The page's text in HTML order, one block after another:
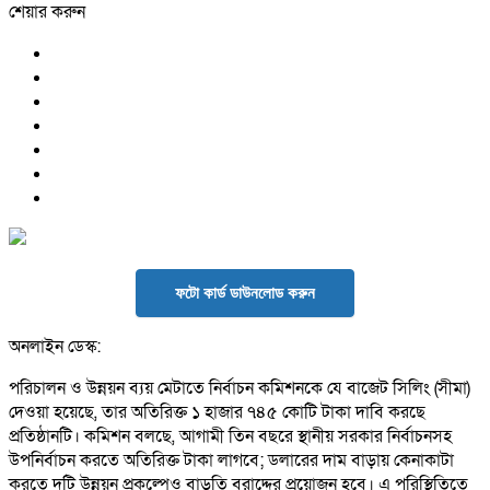
শেয়ার করুন
ফটো কার্ড ডাউনলোড করুন
অনলাইন ডেস্ক:
পরিচালন ও উন্নয়ন ব্যয় মেটাতে নির্বাচন কমিশনকে যে বাজেট সিলিং (সীমা)
দেওয়া হয়েছে, তার অতিরিক্ত ১ হাজার ৭৪৫ কোটি টাকা দাবি করছে
প্রতিষ্ঠানটি। কমিশন বলছে, আগামী তিন বছরে স্থানীয় সরকার নির্বাচনসহ
উপনির্বাচন করতে অতিরিক্ত টাকা লাগবে; ডলারের দাম বাড়ায় কেনাকাটা
করতে দুটি উন্নয়ন প্রকল্পেও বাড়তি বরাদ্দের প্রয়োজন হবে। এ পরিস্থিতিতে